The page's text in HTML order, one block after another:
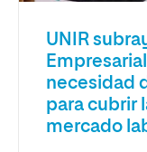
UNIR
necesidad
para cubrir
mercado